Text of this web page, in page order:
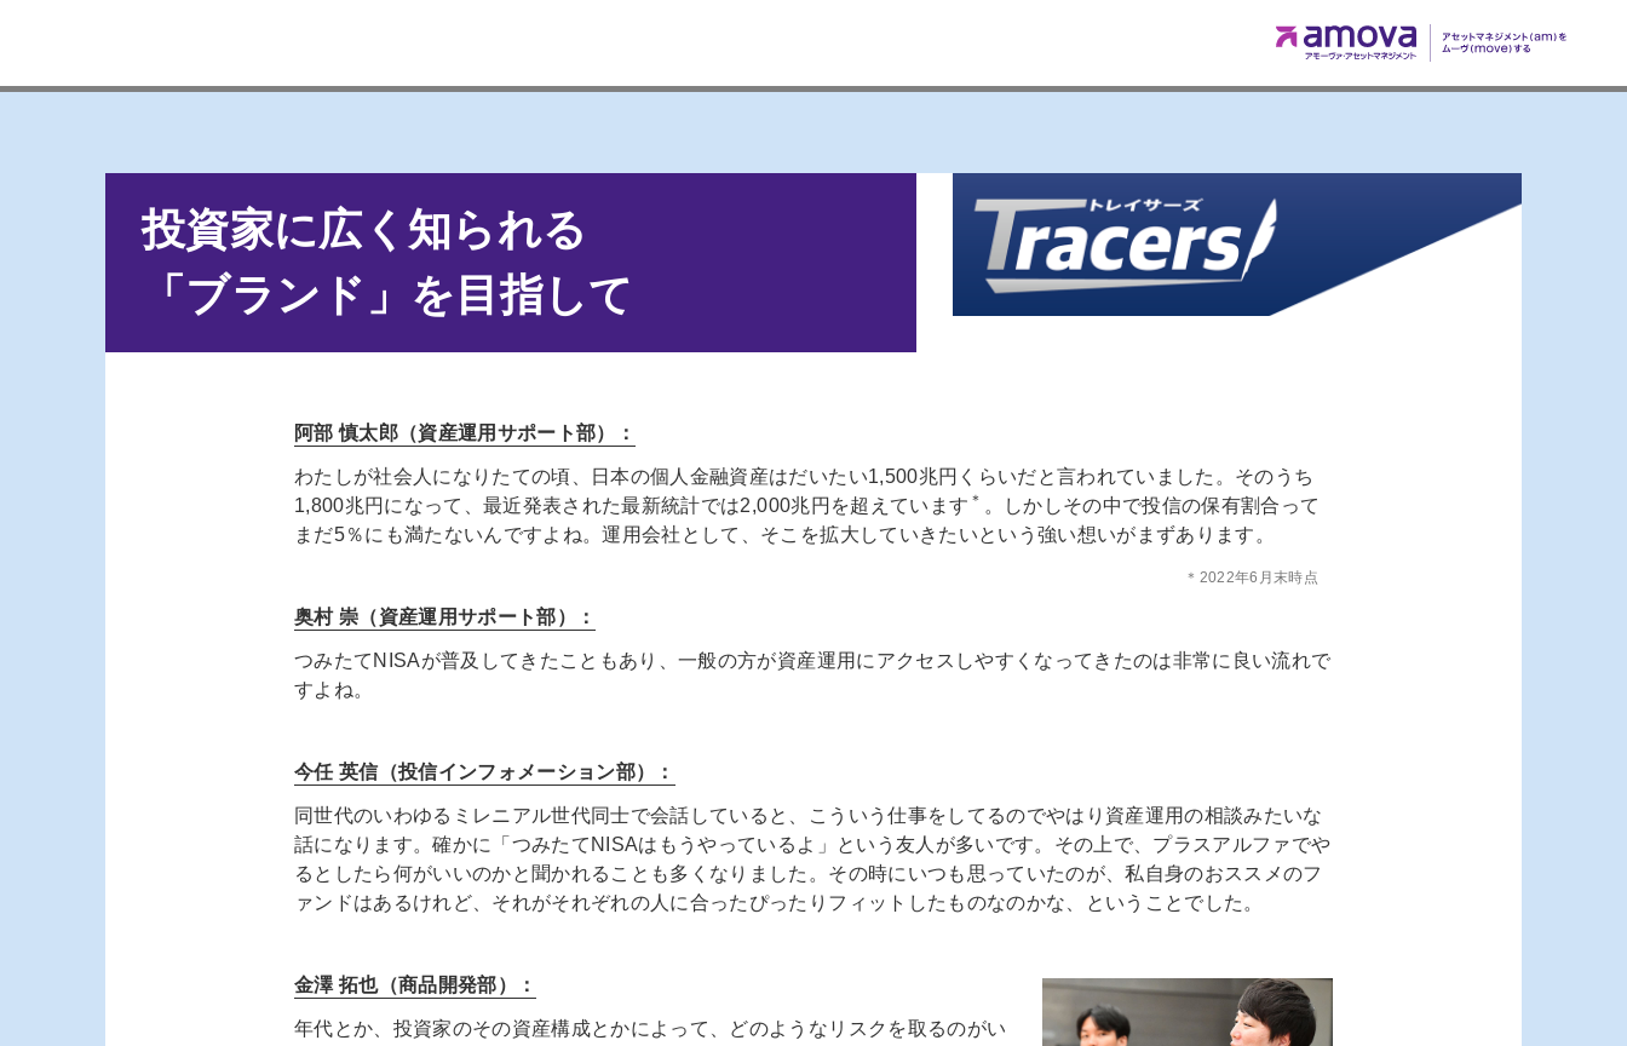
投資家に広く知られる
「ブランド」を目指して
阿部 慎太郎（資産運用サポート部）：
わたしが社会人になりたての頃、日本の個人金融資産はだいたい1,500兆円くらいだと言われていました。そのうち
1,800兆円になって、最近発表された最新統計では2,000兆円を超えています ＊ 。しかしその中で投信の保有割合って
まだ5％にも満たないんですよね。運用会社として、そこを拡大していきたいという強い想いがまずあります。
＊2022年6月末時点
奥村 崇（資産運用サポート部）：
つみたてNISAが普及してきたこともあり、一般の方が資産運用にアクセスしやすくなってきたのは非常に良い流れで
すよね。
今任 英信（投信インフォメーション部）：
同世代のいわゆるミレニアル世代同士で会話していると、こういう仕事をしてるのでやはり資産運用の相談みたいな
話になります。確かに「つみたてNISAはもうやっているよ」という友人が多いです。その上で、プラスアルファでや
るとしたら何がいいのかと聞かれることも多くなりました。その時にいつも思っていたのが、私自身のおススメのフ
ァンドはあるけれど、それがそれぞれの人に合ったぴったりフィットしたものなのかな、ということでした。
金澤 拓也（商品開発部）：
年代とか、投資家のその資産構成とかによって、どのようなリスクを取るのがい